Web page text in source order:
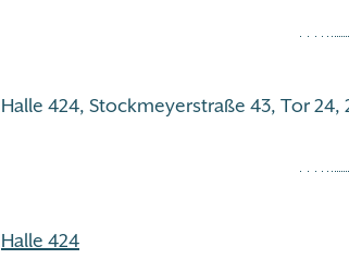
Halle 424, Stockmeyerstraße 43, Tor 24,
Halle 424